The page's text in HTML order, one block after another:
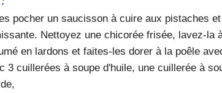
pocher un saucisson à cuire aux pistaches
Nettoyez une chicorée frisée, lavez-la
en lardons et faites-les dorer à la poêle
3 cuillerées à soupe d'huile, une cuillerée à